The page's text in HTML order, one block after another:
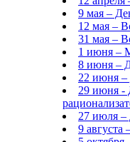
9 мая –
12 мая –
31 мая –
1 июня –
8 июня –
22 июня –
29 июня -
27 июля –
9 августа